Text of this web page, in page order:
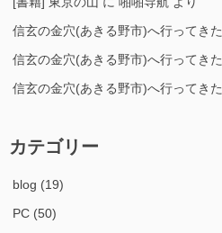
信玄の金穴(あきる野市)へ行ってきた
信玄の金穴(あきる野市)へ行ってきた
信玄の金穴(あきる野市)へ行ってきた
カテゴリー
blog (19)
PC (50)